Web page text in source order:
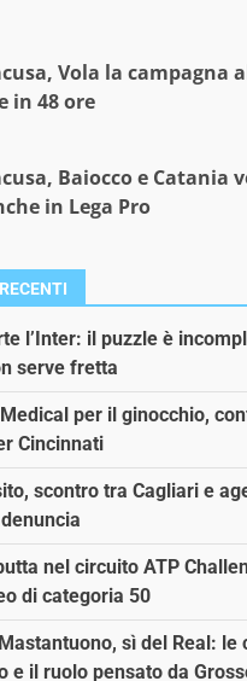
Vola la campagna
in 48 ore
Baiocco e Catania
in Lega Pro
l’Inter: il puzzle è
serve fretta
per il ginocchio,
Cincinnati
scontro tra Cagliari e
nel circuito ATP
di categoria 50
sì del Real: le
e il ruolo pensato da